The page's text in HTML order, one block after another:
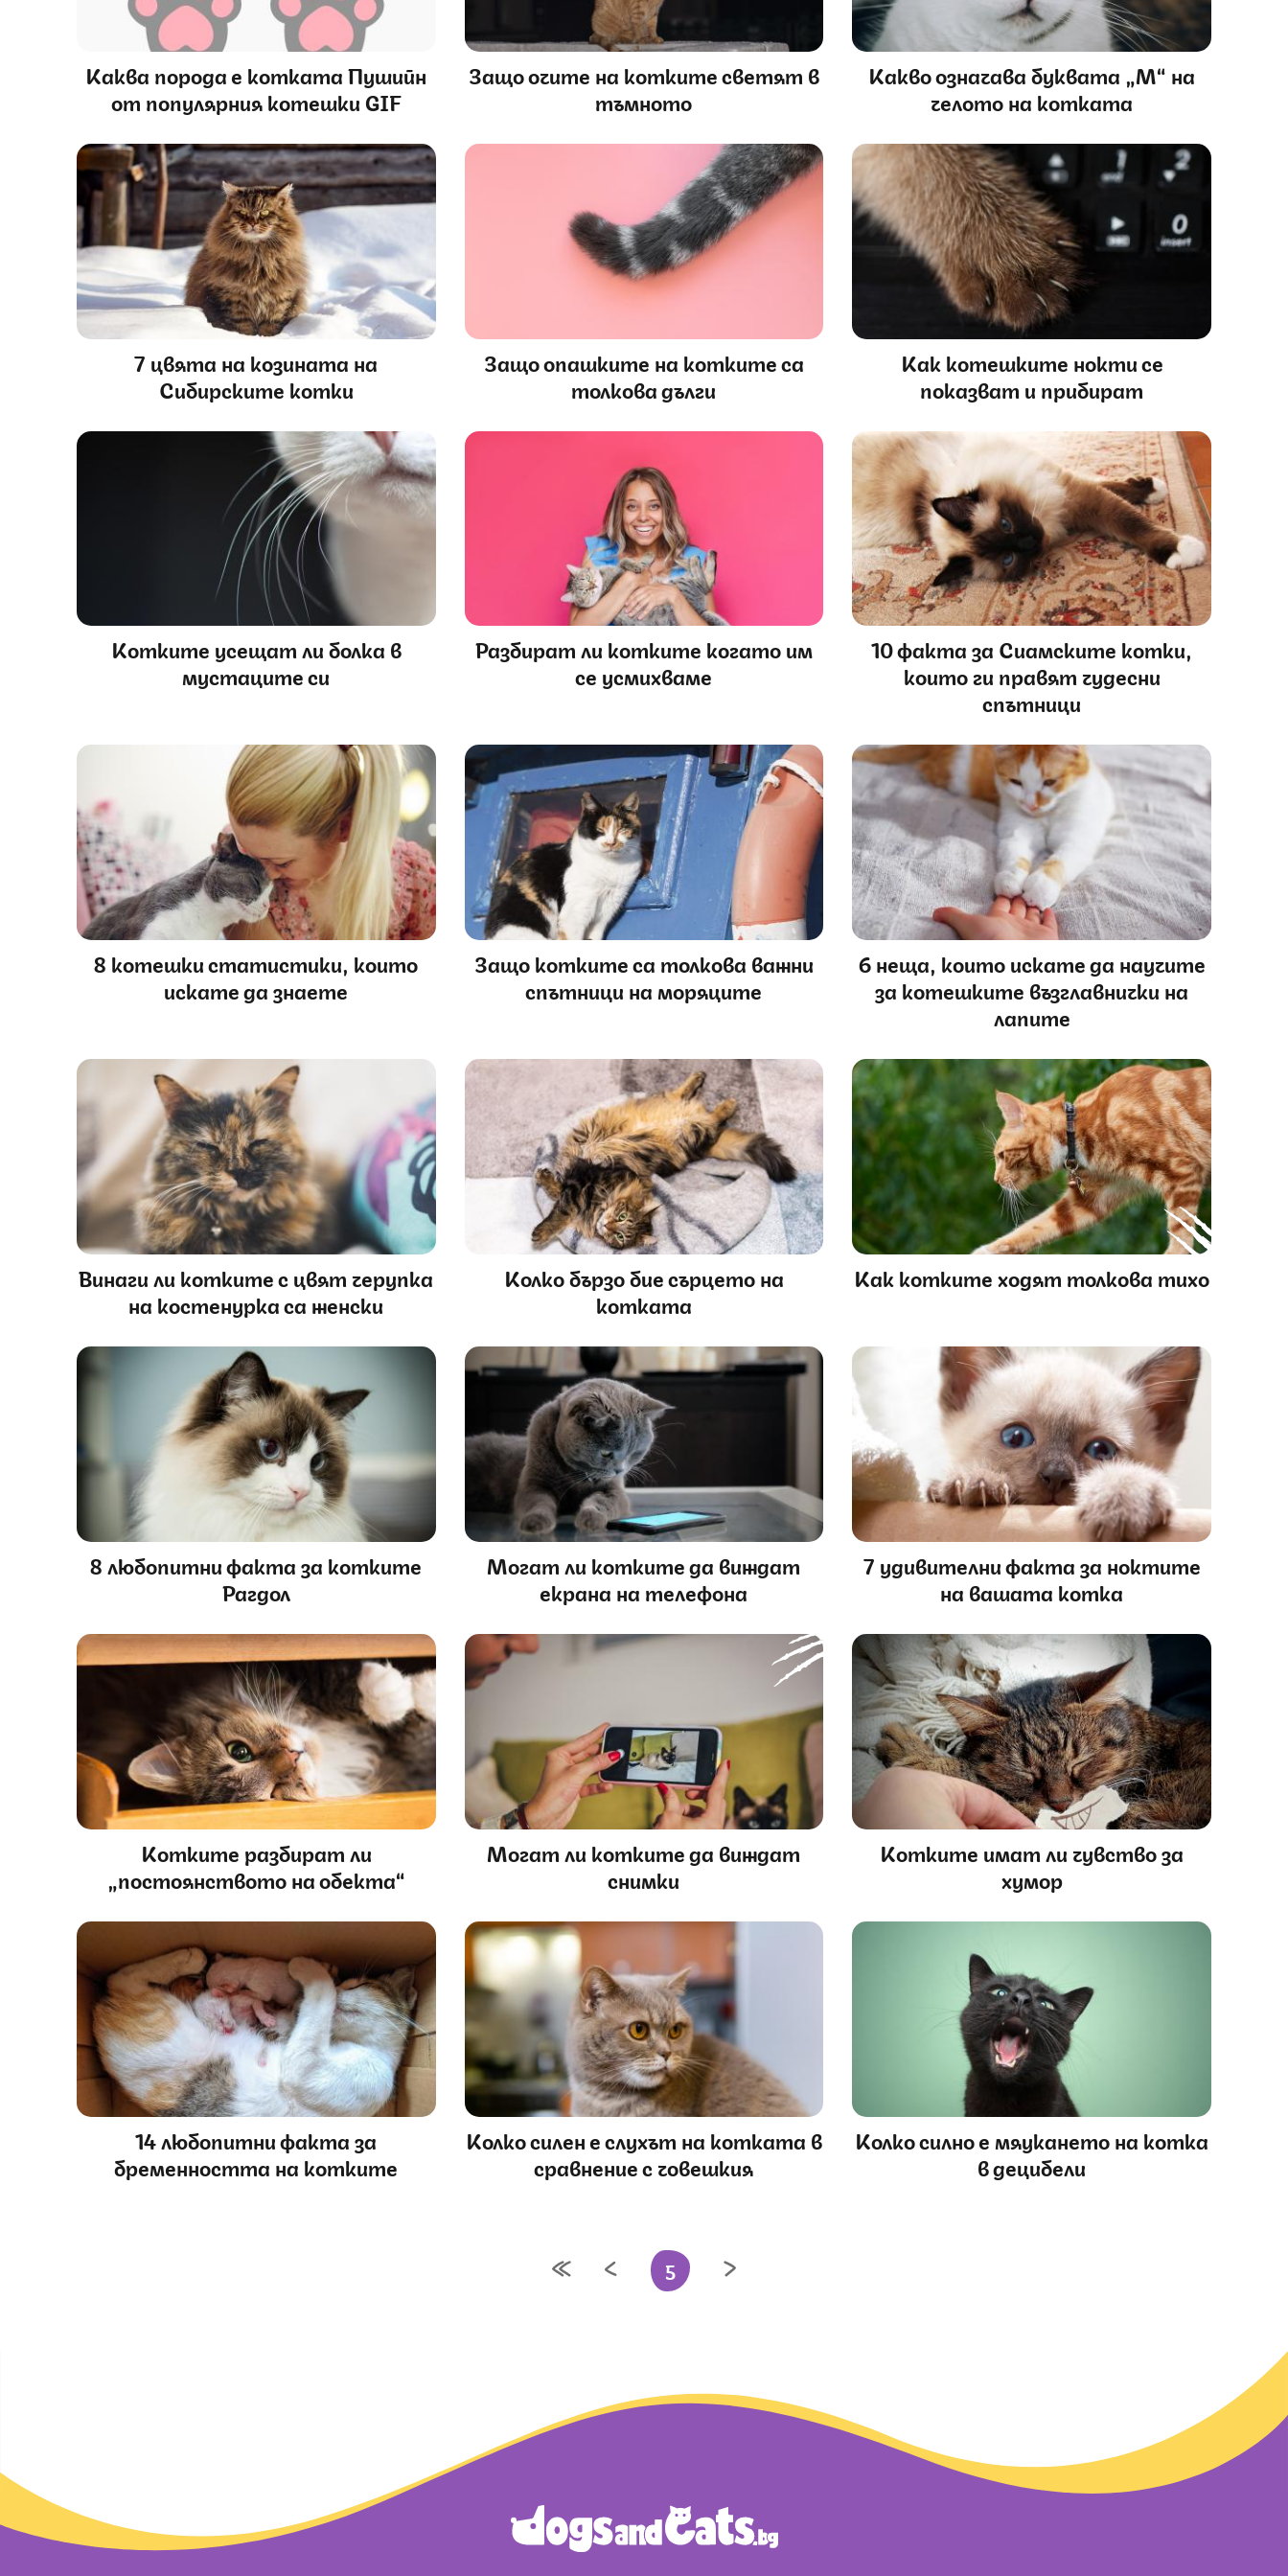
Каква порода е котката Пушийн
от популярния котешки GIF
Защо очите на котките светят в
тъмното
Какво означава буквата „М“ на
челото на котката
7 цвята на козината на
Сибирските котки
Защо опашките на котките са
толкова дълги
Как котешките нокти се
показват и прибират
Котките усещат ли болка в
мустаците си
Разбират ли котките когато им
се усмихваме
10 факта за Сиамските котки,
които ги правят чудесни
спътници
8 котешки статистики, които
искате да знаете
Защо котките са толкова важни
спътници на моряците
6 неща, които искате да научите
за котешките възглавнички на
лапите
Винаги ли котките с цвят черупка
на костенурка са женски
Колко бързо бие сърцето на
котката
Как котките ходят толкова тихо
8 любопитни факта за котките
Рагдол
Могат ли котките да виждат
екрана на телефона
7 удивителни факта за ноктите
на вашата котка
Котките разбират ли
„постоянството на обекта“
Могат ли котките да виждат
снимки
Котките имат ли чувство за
хумор
14 любопитни факта за
бременността на котките
Колко силен е слухът на котката в
сравнение с човешкия
Колко силно е мяукането на котка
в децибели
5